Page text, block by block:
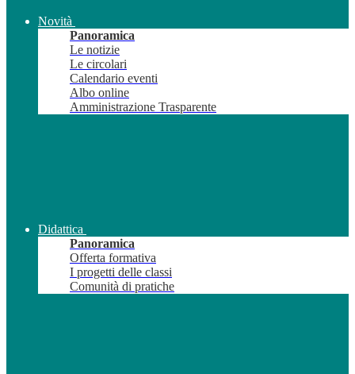
Novità
Panoramica
Le notizie
Le circolari
Calendario eventi
Albo online
Amministrazione Trasparente
Didattica
Panoramica
Offerta formativa
I progetti delle classi
Comunità di pratiche